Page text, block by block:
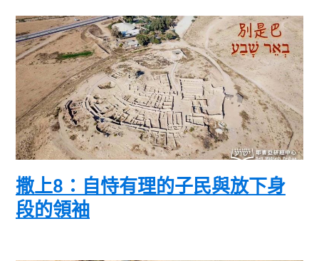
撒上8：自恃有理的子民與放下身
段的領袖